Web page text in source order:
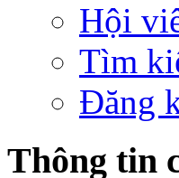
Hội
Tìm
Đăng
Thông tin